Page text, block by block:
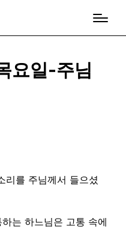
요일-주님
리를 주님께서 들으셨
는 하느님은 고통 속에